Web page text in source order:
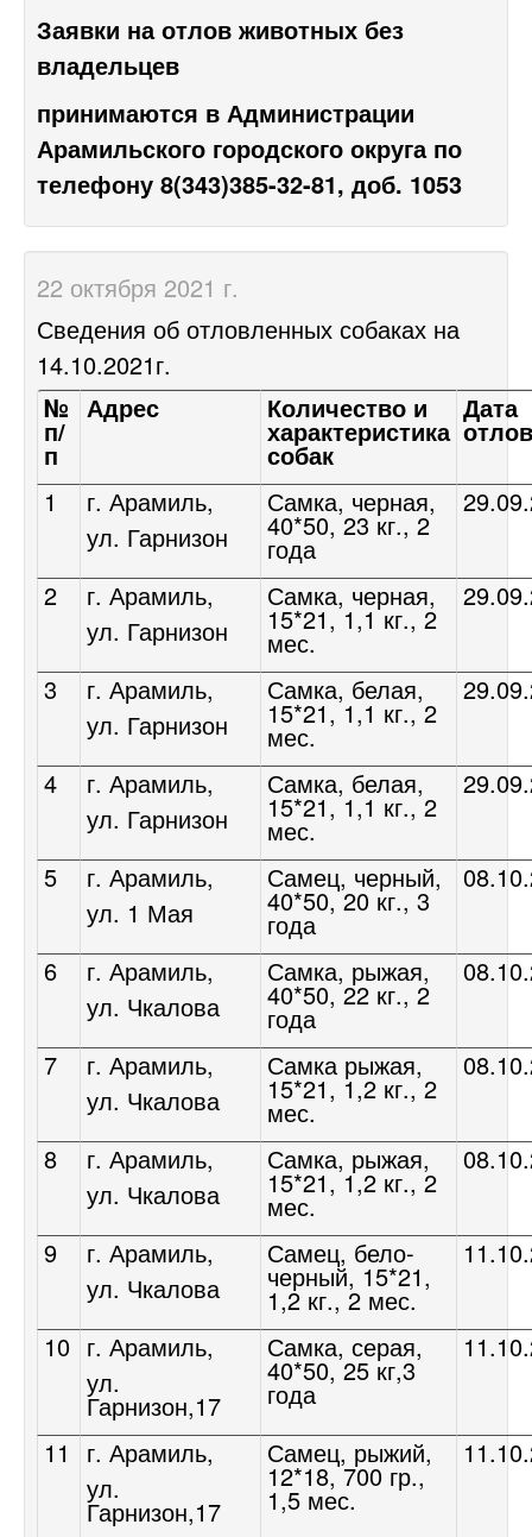
Заявки на отлов животных без
владельцев
принимаются в Администрации
Арамильского городского округа по
телефону 8(343)385-32-81, доб. 1053
22 октября 2021 г.
Сведения об отловленных собаках на
14.10.2021г.
№
п/
п
Адрес Количество и
характеристика
собак
Дата
1
г. Арамиль,
ул. Гарнизон
Самка, черная,
40*50, 23 кг., 2
года
2
г. Арамиль,
ул. Гарнизон
Самка, черная,
15*21, 1,1 кг., 2
мес.
3
г. Арамиль,
ул. Гарнизон
Самка, белая,
15*21, 1,1 кг., 2
мес.
4
г. Арамиль,
ул. Гарнизон
Самка, белая,
15*21, 1,1 кг., 2
мес.
5
г. Арамиль,
ул. 1 Мая
Самец, черный,
40*50, 20 кг., 3
года
6
г. Арамиль,
ул. Чкалова
Самка, рыжая,
40*50, 22 кг., 2
года
7
г. Арамиль,
ул. Чкалова
Самка рыжая,
15*21, 1,2 кг., 2
мес.
8
г. Арамиль,
ул. Чкалова
Самка, рыжая,
15*21, 1,2 кг., 2
мес.
9
г. Арамиль,
ул. Чкалова
Самец, бело-
черный, 15*21,
1,2 кг., 2 мес.
10 г. Арамиль,
ул.
Гарнизон,17
Самка, серая,
40*50, 25 кг,3
года
11
г. Арамиль,
ул.
Гарнизон,17
Самец, рыжий,
12*18, 700 гр.,
1,5 мес.